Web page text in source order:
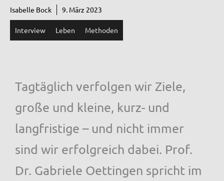
Isabelle Bock 9. März 2023
Interview Leben Methoden
Tagtäglich verfolgen wir Ziele,
große und kleine, kurz- und
langfristige – und nicht immer
sind wir erfolgreich dabei. Prof.
Dr. Gabriele Oettingen spricht im